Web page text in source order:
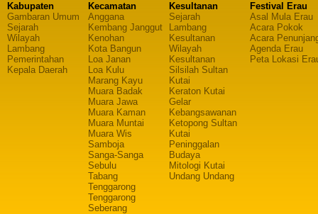
Kabupaten
Gambaran Umum
Sejarah
Wilayah
Lambang
Pemerintahan
Kepala Daerah
Kecamatan
Anggana
Kembang Janggut
Kenohan
Kota Bangun
Loa Janan
Loa Kulu
Marang Kayu
Muara Badak
Muara Jawa
Muara Kaman
Muara Muntai
Muara Wis
Samboja
Sanga-Sanga
Sebulu
Tabang
Tenggarong
Tenggarong
Seberang
Kesultanan
Sejarah
Lambang
Kesultanan
Wilayah
Kesultanan
Silsilah Sultan
Kutai
Keraton Kutai
Gelar
Kebangsawanan
Ketopong Sultan
Kutai
Peninggalan
Budaya
Mitologi Kutai
Undang Undang
Festival Erau
Asal Mula Erau
Acara Pokok
Acara
Agenda Erau
Peta Lokasi